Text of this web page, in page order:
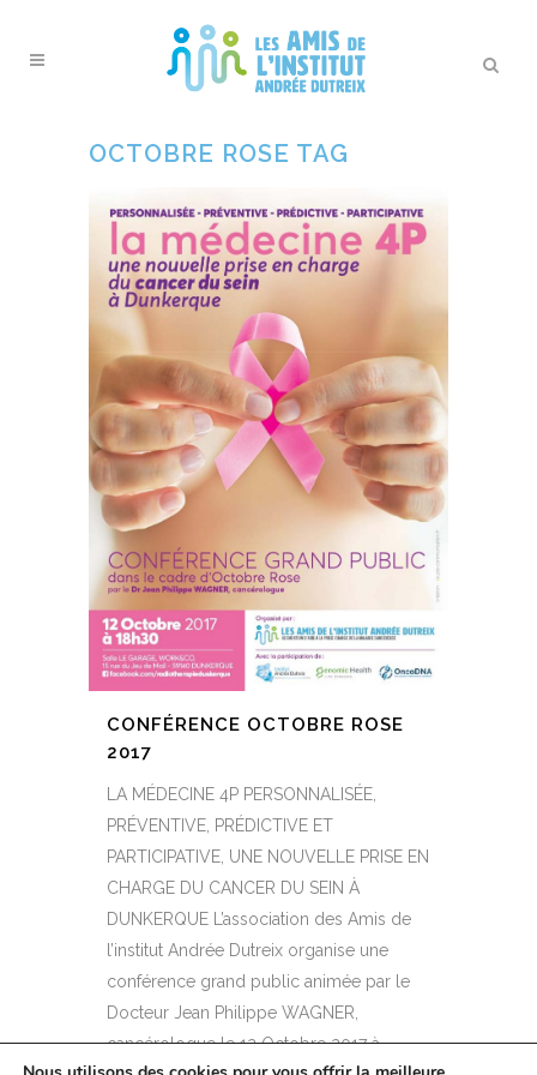
OCTOBRE ROSE TAG
CONFÉRENCE OCTOBRE ROSE
2017
LA MÉDECINE 4P PERSONNALISÉE,
PRÉVENTIVE, PRÉDICTIVE ET
PARTICIPATIVE, UNE NOUVELLE PRISE EN
CHARGE DU CANCER DU SEIN À
DUNKERQUE L’association des Amis de
l’institut Andrée Dutreix organise une
conférence grand public animée par le
Docteur Jean Philippe WAGNER,
cancérologue le 12 Octobre 2017 à